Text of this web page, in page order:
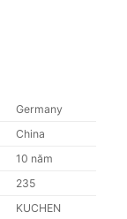
Germany
China
10 năm
235
KUCHEN